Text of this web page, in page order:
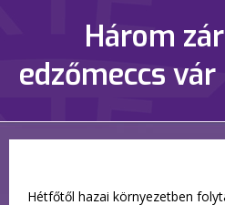
Három
edzőmeccs
Hétfőtől hazai környezetben